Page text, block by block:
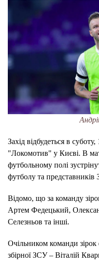
Захід відбудеться в
"Локомотив" у Києві. В
футбольному полі
футболу та
Відомо, що за команду
Артем Федецький,
Селезньов та інші.
Очільником команди
збірної ЗСУ – Віталій